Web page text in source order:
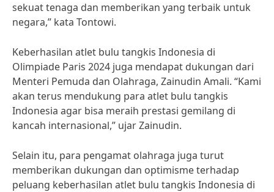
sekuat tenaga dan memberikan yang terbaik untuk
negara,” kata Tontowi.
Keberhasilan atlet bulu tangkis Indonesia di
Olimpiade Paris 2024 juga mendapat dukungan dari
Menteri Pemuda dan Olahraga, Zainudin Amali. “Kami
akan terus mendukung para atlet bulu tangkis
Indonesia agar bisa meraih prestasi gemilang di
kancah internasional,” ujar Zainudin.
Selain itu, para pengamat olahraga juga turut
memberikan dukungan dan optimisme terhadap
peluang keberhasilan atlet bulu tangkis Indonesia di